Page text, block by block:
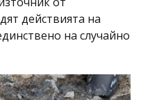
действията на
на случайно